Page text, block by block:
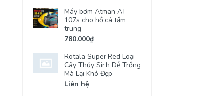
Máy bơm Atman AT
107s cho hồ cá tầm
trung
780.000₫
Rotala Super Red Loại
Cây Thủy Sinh Dễ Trồng
Mà Lại Khó Đẹp
Liên hệ